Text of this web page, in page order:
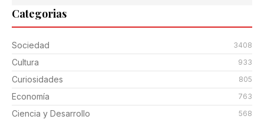
Categorias
Sociedad 3408
Cultura 933
Curiosidades 805
Economía 763
Ciencia y Desarrollo 568